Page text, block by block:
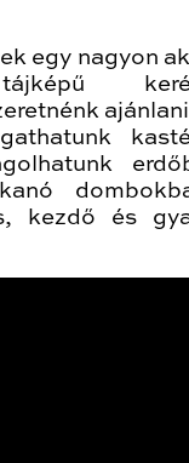
egy nagyon
kezdő és